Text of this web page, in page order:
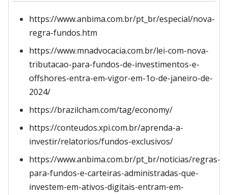
https://www.anbima.com.br/pt_br/especial/nova-
regra-fundos.htm
https://www.mnadvocacia.com.br/lei-com-nova-
tributacao-para-fundos-de-investimentos-e-
offshores-entra-em-vigor-em-1o-de-janeiro-de-
2024/
https://brazilcham.com/tag/economy/
https://conteudos.xpi.com.br/aprenda-a-
investir/relatorios/fundos-exclusivos/
https://www.anbima.com.br/pt_br/noticias/regras-
para-fundos-e-carteiras-administradas-que-
investem-em-ativos-digitais-entram-em-